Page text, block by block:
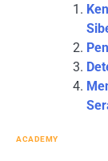
ACADEMY